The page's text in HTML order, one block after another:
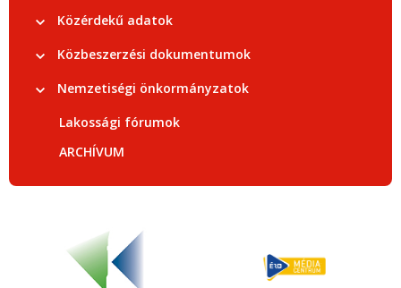
Közérdekű adatok
Közbeszerzési dokumentumok
Nemzetiségi önkormányzatok
Lakossági fórumok
ARCHÍVUM